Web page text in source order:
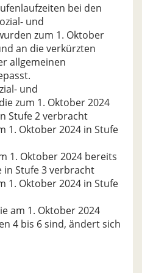
bei den
und
zum 1. Oktober
an die verkürzten
allgemeinen
und
zum 1. Oktober 2024
Stufe 2 verbracht
1. Oktober 2024 in Stufe
1. Oktober 2024 bereits
in Stufe 3 verbracht
1. Oktober 2024 in Stufe
am 1. Oktober 2024
4 bis 6 sind, ändert sich